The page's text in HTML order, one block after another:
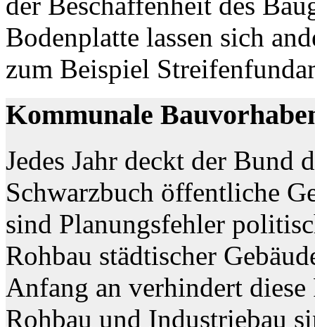
Bodenplatte lassen sich
zum Beispiel
Kommunale
Jedes Jahr deckt der Bund
Schwarzbuch öffentliche
sind Planungsfehler
Rohbau städtischer
Anfang an verhindert diese
Rohbau und Industriebau